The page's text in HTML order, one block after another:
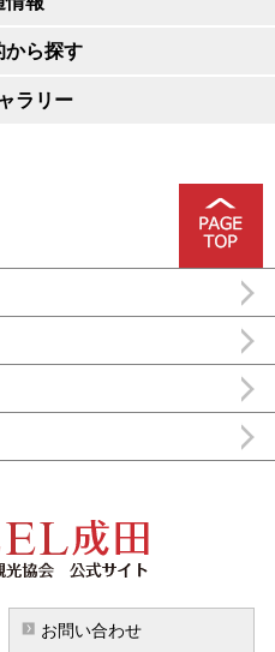
から探す
ラリー
公式観光情報
お問い合わせ